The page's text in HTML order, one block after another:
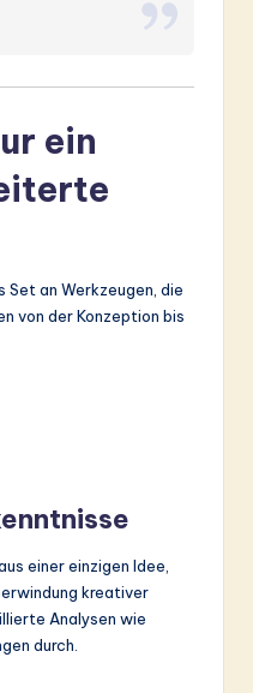
ein
Set an Werkzeugen, die
von der Konzeption bis
einer einzigen Idee,
kreativer
Analysen wie
durch.